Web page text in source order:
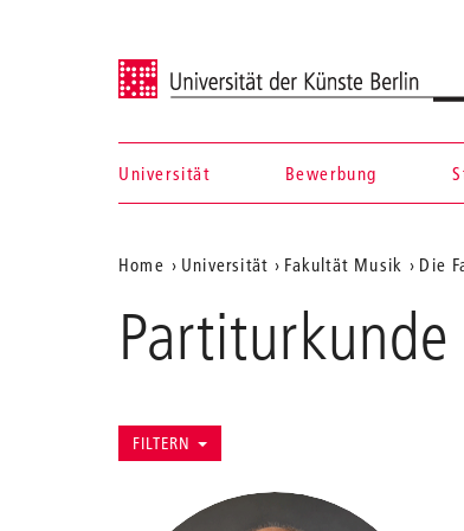
Universität der Künste Berlin
Navigation &
Suche
Universität Bewerbung
Aktuelle
Position
auf
Home Universität Fakultät Musik Die
Partiturkunde
FILTERN